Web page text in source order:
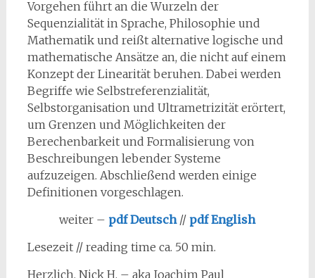
Vorgehen führt an die Wurzeln der
Sequenzialität in Sprache, Philosophie und
Mathematik und reißt alternative logische und
mathematische Ansätze an, die nicht auf einem
Konzept der Linearität beruhen. Dabei werden
Begriffe wie Selbstreferenzialität,
Selbstorganisation und Ultrametrizität erörtert,
um Grenzen und Möglichkeiten der
Berechenbarkeit und Formalisierung von
Beschreibungen lebender Systeme
aufzuzeigen. Abschließend werden einige
Definitionen vorgeschlagen.
weiter – pdf Deutsch// pdf English
Lesezeit // reading time ca. 50 min.
Herzlich, Nick H. – aka Joachim Paul